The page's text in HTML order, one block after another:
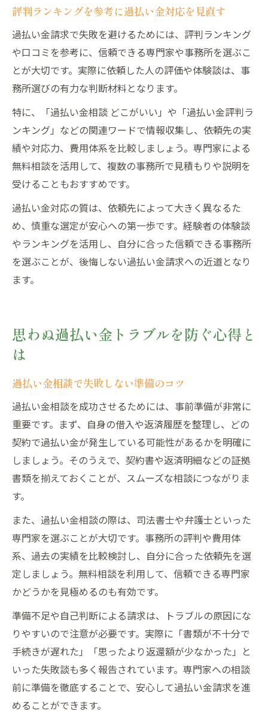
評判ランキングを参考に過払い金対応を見直す
過払い金請求で失敗を避けるためには、評判ランキング
や口コミを参考に、信頼できる専門家や事務所を選ぶこ
とが大切です。実際に依頼した人の評価や体験談は、事
務所選びの有力な判断材料となります。
特に、「過払い金相談 どこがいい」や「過払い金評判ラ
ンキング」などの関連ワードで情報収集し、依頼先の実
績や対応力、費用体系を比較しましょう。専門家による
無料相談を活用して、複数の事務所で見積もりや説明を
受けることもおすすめです。
過払い金対応の質は、依頼先によって大きく異なるた
め、慎重な選定が安心への第一歩です。経験者の体験談
やランキングを活用し、自分に合った信頼できる事務所
を選ぶことが、後悔しない過払い金請求への近道となり
ます。
思わぬ過払い金トラブルを防ぐ心得と
は
過払い金相談で失敗しない準備のコツ
過払い金相談を成功させるためには、事前準備が非常に
重要です。まず、自身の借入や返済履歴を整理し、どの
契約で過払い金が発生している可能性があるかを明確に
しましょう。そのうえで、契約書や返済明細などの証拠
書類を揃えておくことが、スムーズな相談につながりま
す。
また、過払い金相談の際は、司法書士や弁護士といった
専門家を選ぶことが大切です。事務所の評判や費用体
系、過去の実績を比較検討し、自分に合った依頼先を選
定しましょう。無料相談を利用して、信頼できる専門家
かどうかを見極めるのも有効です。
準備不足や自己判断による請求は、トラブルの原因にな
りやすいので注意が必要です。実際に「書類が不十分で
手続きが遅れた」「思ったより返還額が少なかった」と
いった失敗談も多く報告されています。専門家への相談
前に準備を徹底することで、安心して過払い金請求を進
めることができます。